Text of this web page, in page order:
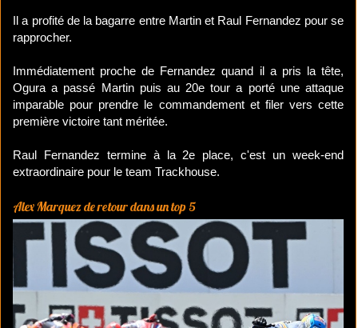
Il a profité de la bagarre entre Martin et Raul Fernandez pour se
rapprocher.
Immédiatement proche de Fernandez quand il a pris la tête,
Ogura a passé Martin puis au 20e tour a porté une attaque
imparable pour prendre le commandement et filer vers cette
première victoire tant méritée.
Raul Fernandez termine à la 2e place, c'est un week-end
extraordinaire pour le team Trackhouse.
Alex Marquez de retour dans un top 5